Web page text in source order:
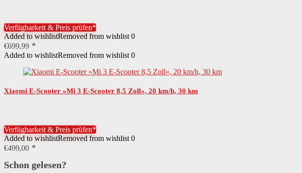
Verfügbarkeit & Preis prüfen*
Added to wishlistRemoved from wishlist 0
€699,99
Added to wishlistRemoved from wishlist 0
Xiaomi E-Scooter »Mi 3 E-Scooter 8,5 Zoll«, 20 km/h, 30 km
Verfügbarkeit & Preis prüfen*
Added to wishlistRemoved from wishlist 0
€499,00
Schon gelesen?